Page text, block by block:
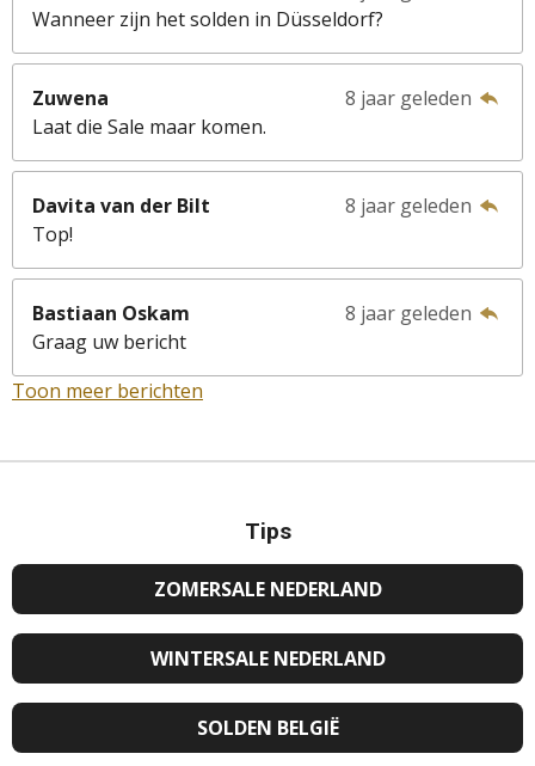
Wanneer zijn het solden in Düsseldorf?
Zuwena
8 jaar geleden
Laat die Sale maar komen.
Davita van der Bilt
8 jaar geleden
Top!
Bastiaan Oskam
8 jaar geleden
Graag uw bericht
Toon meer berichten
Tips
ZOMERSALE NEDERLAND
WINTERSALE NEDERLAND
SOLDEN BELGIË